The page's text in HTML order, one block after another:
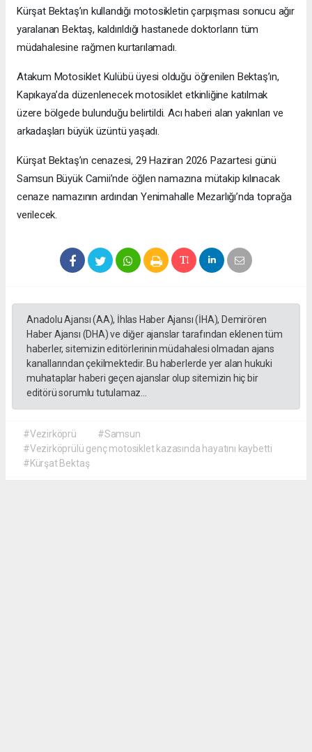
Kürşat Bektaş’ın kullandığı motosikletin çarpışması sonucu ağır
yaralanan Bektaş, kaldırıldığı hastanede doktorların tüm
müdahalesine rağmen kurtarılamadı.
Atakum Motosiklet Kulübü üyesi olduğu öğrenilen Bektaş’ın,
Kapıkaya’da düzenlenecek motosiklet etkinliğine katılmak
üzere bölgede bulunduğu belirtildi. Acı haberi alan yakınları ve
arkadaşları büyük üzüntü yaşadı.
Kürşat Bektaş’ın cenazesi, 29 Haziran 2026 Pazartesi günü
Samsun Büyük Camii’nde öğlen namazına mütakip kılınacak
cenaze namazının ardından Yenimahalle Mezarlığı’nda toprağa
verilecek.
Anadolu Ajansı (AA), İhlas Haber Ajansı (İHA), Demirören
Haber Ajansı (DHA) ve diğer ajanslar tarafından eklenen tüm
haberler, sitemizin editörlerinin müdahalesi olmadan ajans
kanallarından çekilmektedir. Bu haberlerde yer alan hukuki
muhataplar haberi geçen ajanslar olup sitemizin hiç bir
editörü sorumlu tutulamaz...
#Vezirköprü
#Samsun
#Vezirköprülü genç motosiklet kazasında hayatını kaybetti
#Kürşat Bektaş